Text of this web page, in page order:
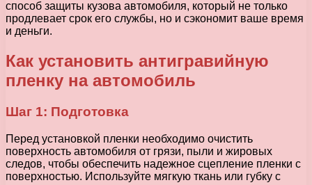
способ защиты кузова автомобиля, который не только
продлевает срок его службы, но и сэкономит ваше время
и деньги.
Как установить антигравийную
пленку на автомобиль
Шаг 1: Подготовка
Перед установкой пленки необходимо очистить
поверхность автомобиля от грязи, пыли и жировых
следов, чтобы обеспечить надежное сцепление пленки с
поверхностью. Используйте мягкую ткань или губку с